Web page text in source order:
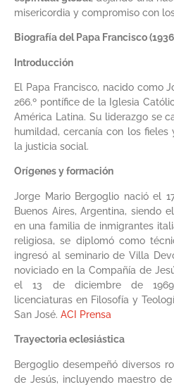
misericordia y compromiso con
Biografía del Papa Francisco
Introducción
El Papa Francisco, nacido como
266.º pontífice de la Iglesia
América Latina. Su liderazgo se
humildad, cercanía con los
la justicia social.​
Orígenes y formación
Jorge Mario Bergoglio nació el
Buenos Aires, Argentina, siendo
en una familia de inmigrantes
religiosa, se diplomó como
ingresó al seminario de Villa
noviciado en la Compañía de
el 13 de diciembre de 1969.
licenciaturas en Filosofía y
San José. ACI Prensa
Trayectoria eclesiástica
Bergoglio desempeñó diversos
de Jesús, incluyendo maestro